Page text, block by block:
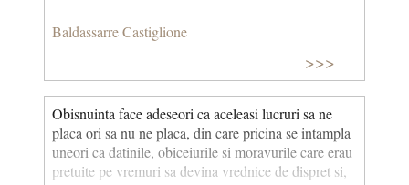
Baldassarre Castiglione
>>>
Obisnuinta face adeseori ca aceleasi lucruri sa ne
placa ori sa nu ne placa, din care pricina se intampla
uneori ca datinile, obiceiurile si moravurile care erau
pretuite pe vremuri sa devina vrednice de dispret si,